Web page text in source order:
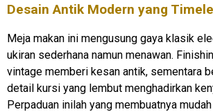
Desain Antik Modern yang
Meja makan ini mengusung gaya klasik
ukiran sederhana namun menawan.
vintage memberi kesan antik, sementara
detail kursi yang lembut menghadirkan
Perpaduan inilah yang membuatnya